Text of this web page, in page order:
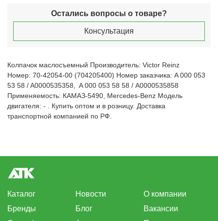
Остались вопросы о товаре?
Консультация
Колпачок маслосъемный Производитель: Victor Reinz
Номер: 70-42054-00 (704205400) Номер заказчика: A 000 053
53 58 / A0000535358, A 000 053 58 58 / A0000535858
Применяемость: КАМАЗ-5490, Mercedes-Benz Модель
двигателя: - . Купить оптом и в розницу. Доставка
транспортной компанией по РФ.
Каталог Новости
О компании
Бренды
Блог
Вакансии